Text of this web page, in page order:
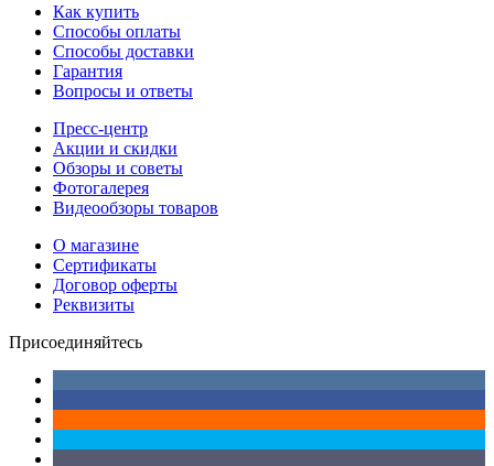
Как купить
Способы оплаты
Способы доставки
Гарантия
Вопросы и ответы
Пресс-центр
Акции и скидки
Обзоры и советы
Фотогалерея
Видеообзоры товаров
О магазине
Сертификаты
Договор оферты
Реквизиты
Присоединяйтесь